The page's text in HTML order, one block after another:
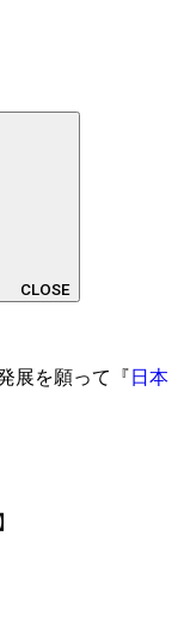
CLOSE
展を願って『 日本